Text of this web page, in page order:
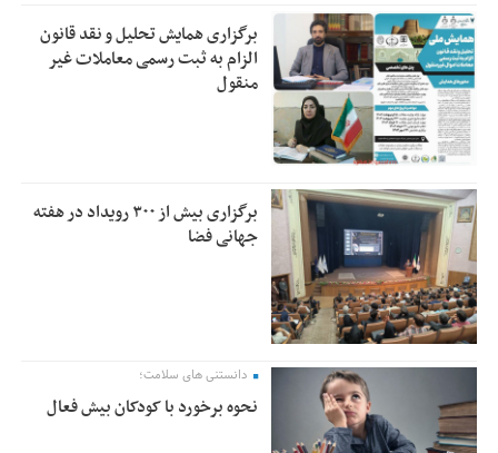
برگزاری همایش تحلیل و نقد قانون
الزام به ثبت رسمی معاملات غیر
منقول
برگزاری بیش از ۳۰۰ رویداد در هفته
جهانی فضا
دانستنی های سلامت؛
نحوه برخورد با کودکان بیش فعال